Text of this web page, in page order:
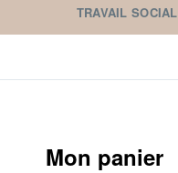
TRAVAIL SOCIAL
Mon panier